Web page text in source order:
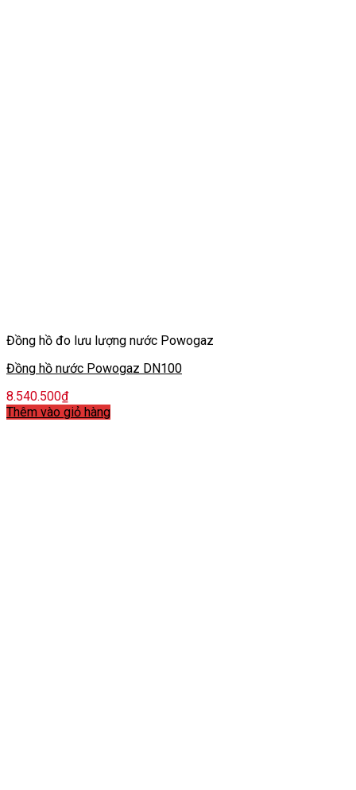
Đồng hồ đo lưu lượng nước Powogaz
Đồng hồ nước Powogaz DN100
8.540.500₫
Thêm vào giỏ hàng